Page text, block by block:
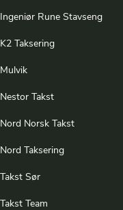
Ingeniør Rune Stavseng
K2 Taksering
Mulvik
Nestor Takst
Nord Norsk Takst
Nord Taksering
Takst Sør
Takst Team